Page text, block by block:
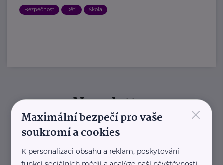
Bezpečnost Děti Škola
Newsletter
Pravidelný přísun novinek, inspirace na každý den,
Newsletter webu eMaminy.cz. Přihlaste se k jeho
×
Maximální bezpečí pro vaše
soukromí a cookies
K personalizaci obsahu a reklam, poskytování